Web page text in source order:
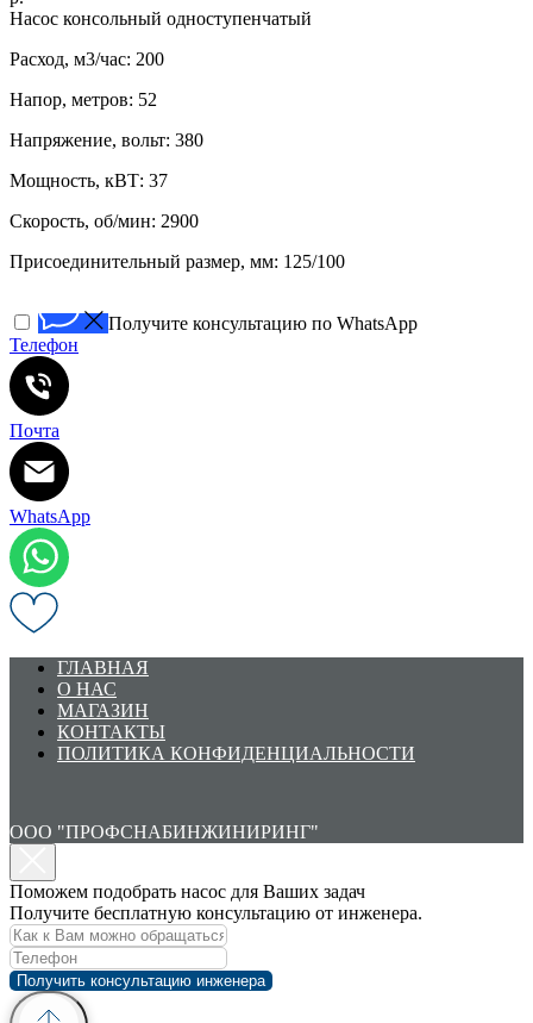
Насос консольный одноступенчатый
Расход, м3/час: 200
Напор, метров: 52
Напряжение, вольт: 380
Мощность, кВТ: 37
Скорость, об/мин: 2900
Присоединительный размер, мм: 125/100
Получите консультацию по WhatsApp
Телефон
Почта
WhatsApp
ГЛАВНАЯ
О НАС
МАГАЗИН
КОНТАКТЫ
ПОЛИТИКА КОНФИДЕНЦИАЛЬНОСТИ
ООО "ПРОФСНАБИНЖИНИРИНГ"
Поможем подобрать насос для Ваших задач
Получите бесплатную консультацию от инженера.
Получить консультацию инженера